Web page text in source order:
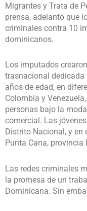
Migrantes y Trata de
prensa, adelantó que
criminales contra 10
dominicanos.
Los imputados
trasnacional dedicada
años de edad, en
Colombia y
personas bajo la
comercial. Las
Distrito Nacional, y en
Punta Cana, provincia
Las redes criminales
la promesa de un
Dominicana. Sin